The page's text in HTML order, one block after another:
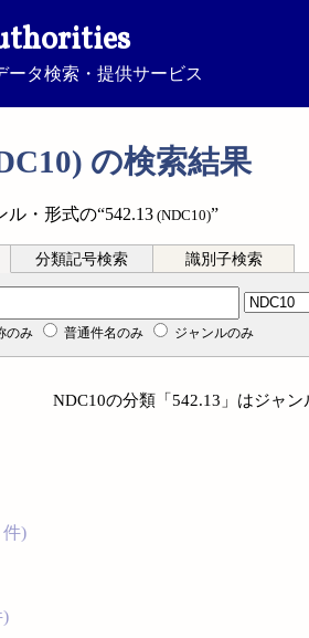
ータ検索・提供サービス
の検索結果
・形式の“542.13 (NDC10)”
分類記号検索 識別子検索
のみ 普通件名のみ ジャンルのみ
件)
)
NDC10の分類「542.13」はジャ